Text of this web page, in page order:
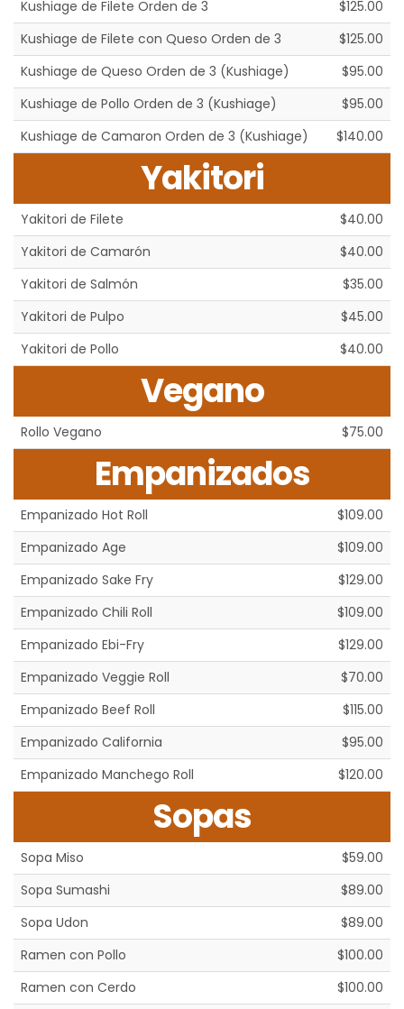
Kushiage de Filete Orden de 3
$125.00
Kushiage de Filete con Queso Orden de 3
$125.00
Kushiage de Queso Orden de 3 (Kushiage)
$95.00
Kushiage de Pollo Orden de 3 (Kushiage)
$95.00
Kushiage de Camaron Orden de 3 (Kushiage)
$140.00
Yakitori
Yakitori de Filete
$40.00
Yakitori de Camarón
$40.00
Yakitori de Salmón
$35.00
Yakitori de Pulpo
$45.00
Yakitori de Pollo
$40.00
Vegano
Rollo Vegano $75.00
Empanizados
Empanizado Hot Roll
$109.00
Empanizado Age
$109.00
Empanizado Sake Fry
$129.00
Empanizado Chili Roll
$109.00
Empanizado Ebi-Fry
$129.00
Empanizado Veggie Roll
$70.00
Empanizado Beef Roll
$115.00
Empanizado California
$95.00
Empanizado Manchego Roll
$120.00
Sopas
Sopa Miso
$59.00
Sopa Sumashi
$89.00
Sopa Udon
$89.00
Ramen con Pollo
$100.00
Ramen con Cerdo
$100.00